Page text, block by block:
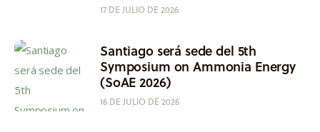
17 DE JULIO DE 2026
Santiago será sede del 5th
Symposium on Ammonia Energy
(SoAE 2026)
16 DE JULIO DE 2026